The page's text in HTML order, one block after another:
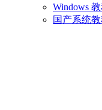
Windows
国产系统